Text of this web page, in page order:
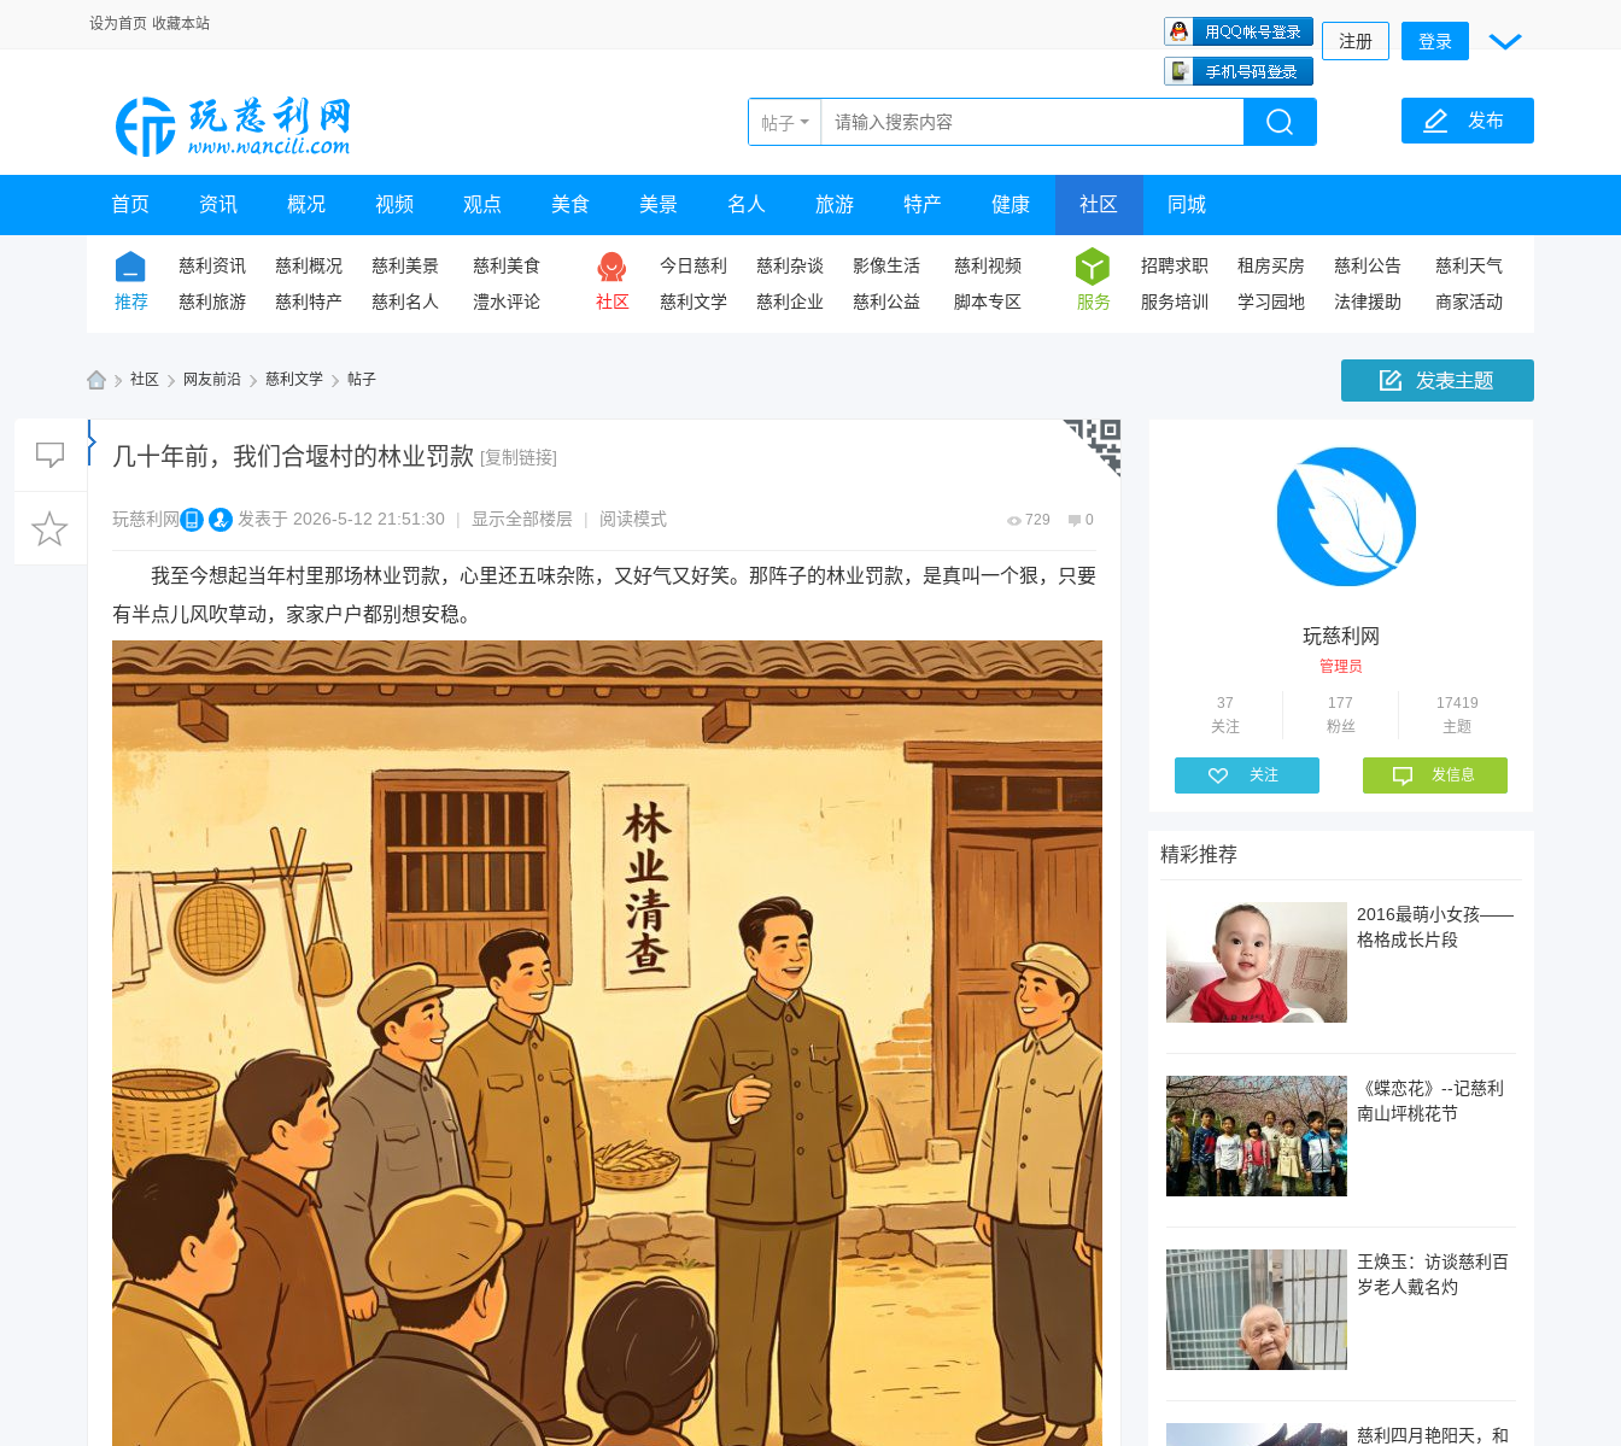
设为首页 收藏本站
注册 登录
发布
帖子
首页 资讯 概况 视频 观点 美食 美景 名人 旅游 特产 健康 社区 同城
推荐
慈利资讯 慈利概况 慈利美景
慈利美食
慈利旅游
慈利特产 慈利名人 澧水评论 社区
今日慈利 慈利杂谈 影像生活
慈利视频
慈利文学
慈利企业 慈利公益 脚本专区 服务
招聘求职 租房买房 慈利公告
慈利天气
服务培训
学习园地 法律援助 商家活动
慈
» 社区 › 网友前沿 › 慈利文学 › 帖子
几十年前，我们合堰村的林业罚款 [复制链接]
729 0
玩慈利网 发表于 2026-5-12 21:51:30 | 显示全部楼层 | 阅读模式
我至今想起当年村里那场林业罚款，心里还五味杂陈，又好气又好笑。那阵子的林业罚款，是真叫一个狠，只要
有半点儿风吹草动，家家户户都别想安稳。
玩慈利网
管理员
37
关注
177
粉丝
17419
主题
关注 发信息
精彩推荐
2016最萌小女孩——
格格成长片段
《蝶恋花》--记慈利
南山坪桃花节
王焕玉：访谈慈利百
岁老人戴名灼
慈利四月艳阳天，和